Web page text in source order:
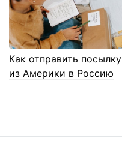
Как отправить посылку
из Америки в Россию